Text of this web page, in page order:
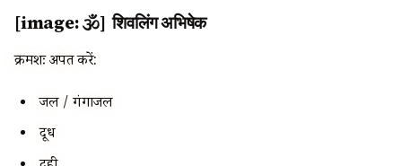
[image: 🕉️] शिवलिंग अभिषेक
क्रमशः अर्पित करें:
जल / गंगाजल
दूध